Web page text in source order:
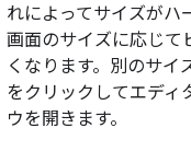
れによってサイズがハ
画面のサイズに応じて
くなります。別のサイ
をクリックしてエディ
ウを開きます。